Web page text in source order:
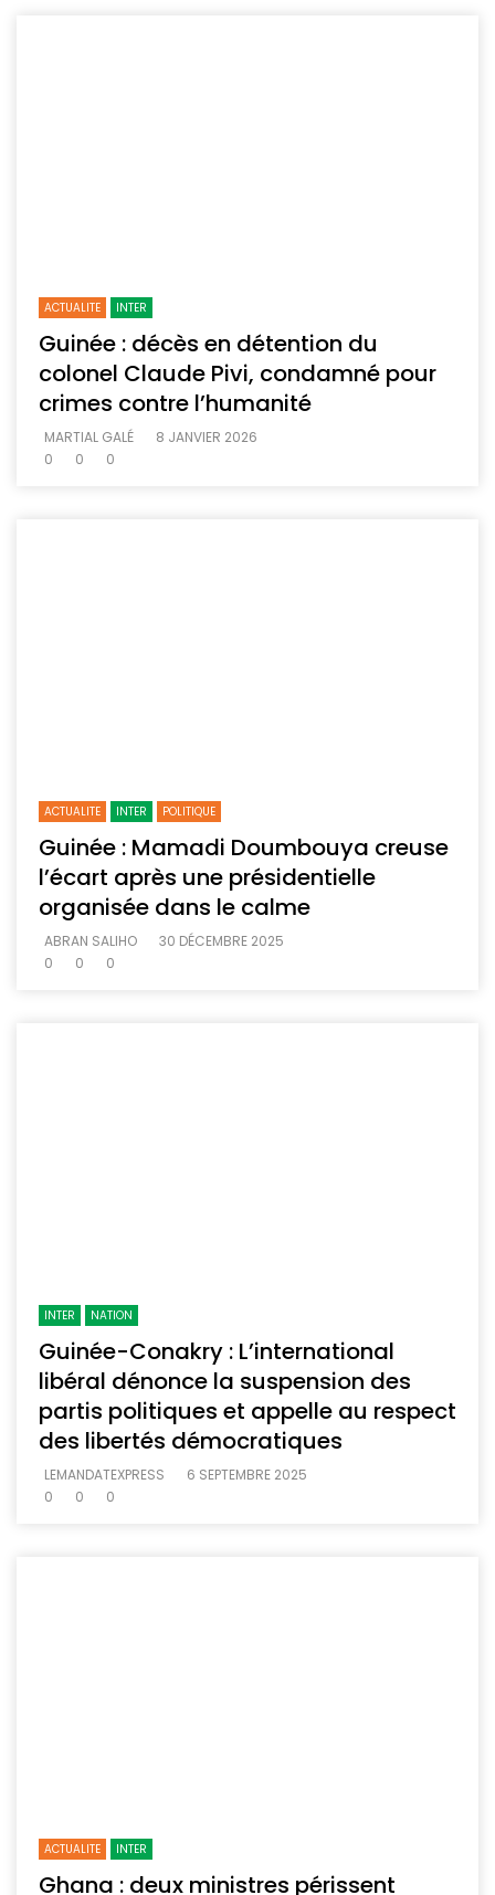
ACTUALITE INTER
Guinée : décès en détention du
colonel Claude Pivi, condamné pour
crimes contre l’humanité
MARTIAL GALÉ
8 JANVIER 2026
0
0 0
ACTUALITE INTER POLITIQUE
Guinée : Mamadi Doumbouya creuse
l’écart après une présidentielle
organisée dans le calme
ABRAN SALIHO
30 DÉCEMBRE 2025
0
0 0
INTER NATION
Guinée-Conakry : L’international
libéral dénonce la suspension des
partis politiques et appelle au respect
des libertés démocratiques
LEMANDATEXPRESS
6 SEPTEMBRE 2025
0
0 0
ACTUALITE INTER
Ghana : deux ministres périssent